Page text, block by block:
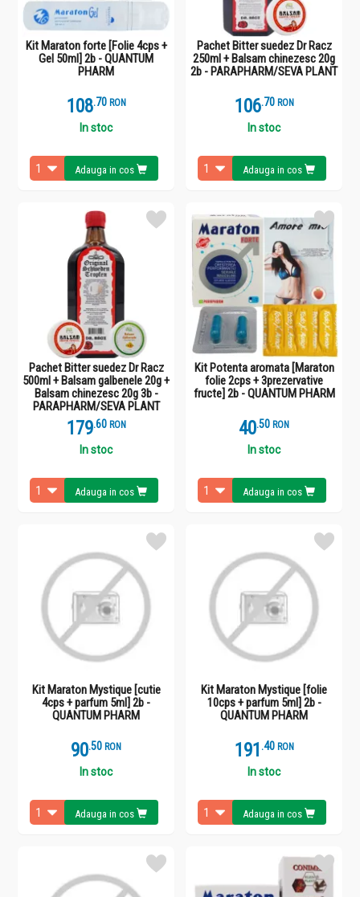
Kit Maraton forte [Folie 4cps +
Gel 50ml] 2b - QUANTUM
PHARM
108.7 RON
In stoc
Adauga in cos
Pachet Bitter suedez Dr Racz
250ml + Balsam chinezesc 20g
2b - PARAPHARM/SEVA PLANT
106.7 RON
In stoc
Adauga in cos
Pachet Bitter suedez Dr Racz
500ml + Balsam galbenele 20g +
Balsam chinezesc 20g 3b -
PARAPHARM/SEVA PLANT
179.6 RON
In stoc
Adauga in cos
Kit Potenta aromata [Maraton
folie 2cps + 3prezervative
fructe] 2b - QUANTUM PHARM
40.5 RON
In stoc
Adauga in cos
Kit Maraton Mystique [cutie
4cps + parfum 5ml] 2b -
QUANTUM PHARM
90.5 RON
In stoc
Adauga in cos
Kit Maraton Mystique [folie
10cps + parfum 5ml] 2b -
QUANTUM PHARM
191 .4 RON
In stoc
Adauga in cos